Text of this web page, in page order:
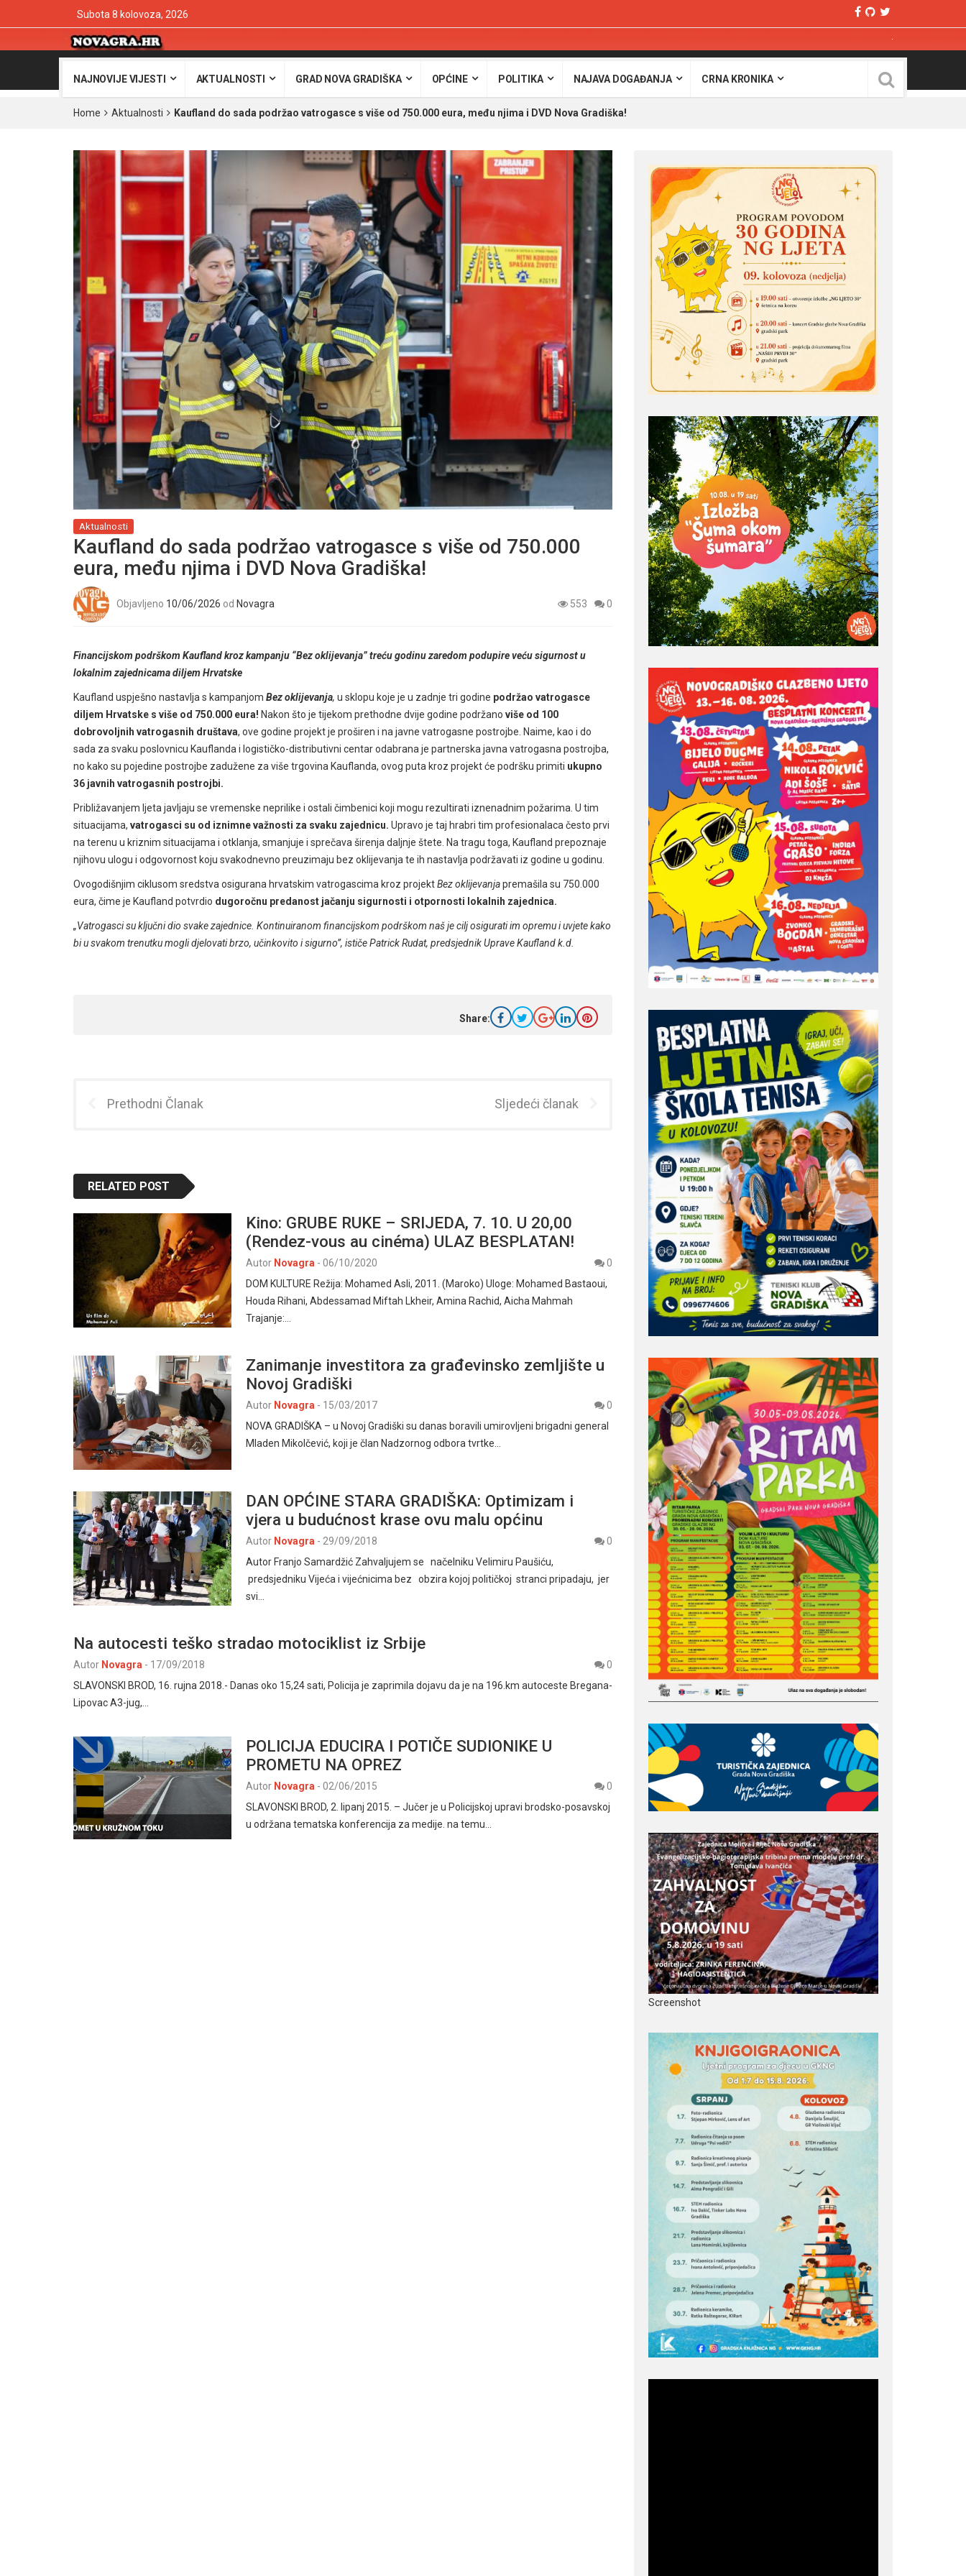
Subota 8 kolovoza, 2026
NAJNOVIJE VIJESTI AKTUALNOSTI GRAD NOVA GRADIŠKA OPĆINE POLITIKA NAJAVA DOGAĐANJA CRNA KRONIKA
Home Aktualnosti Kaufland do sada podržao vatrogasce s više od 750.000 eura, među njima i DVD Nova Gradiška!
Aktualnosti
Kaufland do sada podržao vatrogasce s više od 750.000
eura, među njima i DVD Nova Gradiška!
Objavljeno 10/06/2026 od Novagra 553 0
Financijskom podrškom Kaufland kroz kampanju “Bez oklijevanja” treću godinu zaredom podupire veću sigurnost u
lokalnim zajednicama diljem Hrvatske
Kaufland uspješno nastavlja s kampanjom Bez oklijevanja, u sklopu koje je u zadnje tri godine podržao vatrogasce
diljem Hrvatske s više od 750.000 eura! Nakon što je tijekom prethodne dvije godine podržano više od 100
dobrovoljnih vatrogasnih društava, ove godine projekt je proširen i na javne vatrogasne postrojbe. Naime, kao i do
sada za svaku poslovnicu Kauflanda i logističko-distributivni centar odabrana je partnerska javna vatrogasna postrojba,
no kako su pojedine postrojbe zadužene za više trgovina Kauflanda, ovog puta kroz projekt će podršku primiti ukupno
36 javnih vatrogasnih postrojbi.
Približavanjem ljeta javljaju se vremenske neprilike i ostali čimbenici koji mogu rezultirati iznenadnim požarima. U tim
situacijama, vatrogasci su od iznimne važnosti za svaku zajednicu. Upravo je taj hrabri tim profesionalaca često prvi
na terenu u kriznim situacijama i otklanja, smanjuje i sprečava širenja daljnje štete. Na tragu toga, Kaufland prepoznaje
njihovu ulogu i odgovornost koju svakodnevno preuzimaju bez oklijevanja te ih nastavlja podržavati iz godine u godinu.
Ovogodišnjim ciklusom sredstva osigurana hrvatskim vatrogascima kroz projektBez oklijevanjapremašila su 750.000
eura, čime je Kaufland potvrdio dugoročnu predanost jačanju sigurnosti i otpornosti lokalnih zajednica.
„Vatrogasci su ključni dio svake zajednice. Kontinuiranom financijskom podrškom naš je cilj osigurati im opremu i uvjete kako
bi u svakom trenutku mogli djelovati brzo, učinkovito i sigurno”, ističe Patrick Rudat, predsjednik Uprave Kaufland k.d.
Share:
Prethodni Članak Sljedeći članak
RELATED POST
Kino: GRUBE RUKE – SRIJEDA, 7. 10. U 20,00
(Rendez-vous au cinéma) ULAZ BESPLATAN!
Autor Novagra - 06/10/2020
0
DOM KULTURE Režija: Mohamed Asli, 2011. (Maroko) Uloge: Mohamed Bastaoui,
Houda Rihani, Abdessamad Miftah Lkheir, Amina Rachid, Aicha Mahmah
Trajanje:…
Zanimanje investitora za građevinsko zemljište u
Novoj Gradiški
Autor Novagra - 15/03/2017
0
NOVA GRADIŠKA – u Novoj Gradiški su danas boravili umirovljeni brigadni general
Mladen Mikolčević, koji je član Nadzornog odbora tvrtke…
DAN OPĆINE STARA GRADIŠKA: Optimizam i
vjera u budućnost krase ovu malu općinu
Autor Novagra - 29/09/2018
0
Autor Franjo Samardžić Zahvaljujem se načelniku Velimiru Paušiću,
predsjedniku Vijeća i vijećnicima bez obzira kojoj političkoj stranci pripadaju, jer
svi…
Na autocesti teško stradao motociklist iz Srbije
Autor Novagra - 17/09/2018
0
SLAVONSKI BROD, 16. rujna 2018.- Danas oko 15,24 sati, Policija je zaprimila dojavu da je na 196.km autoceste Bregana-
Lipovac A3-jug,…
POLICIJA EDUCIRA I POTIČE SUDIONIKE U
PROMETU NA OPREZ
Autor Novagra - 02/06/2015
0
SLAVONSKI BROD, 2. lipanj 2015. – Jučer je u Policijskoj upravi brodsko-posavskoj
u održana tematska konferencija za medije. na temu…
Screenshot